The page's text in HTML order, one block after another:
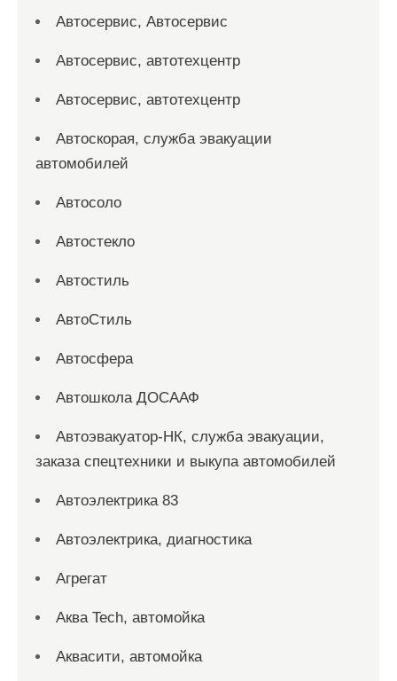
Автосервис, Автосервис
Автосервис, автотехцентр
Автосервис, автотехцентр
Автоскорая, служба эвакуации
автомобилей
Автосоло
Автостекло
Автостиль
АвтоСтиль
Автосфера
Автошкола ДОСААФ
Автоэвакуатор-НК, служба эвакуации,
заказа спецтехники и выкупа автомобилей
Автоэлектрика 83
Автоэлектрика, диагностика
Агрегат
Аква Tech, автомойка
Аквасити, автомойка